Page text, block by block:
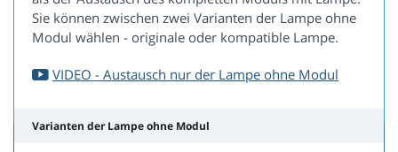
Sie können zwischen zwei Varianten der Lampe ohne
Modul wählen - originale oder kompatible Lampe.
VIDEO - Austausch nur der Lampe ohne Modul
Varianten der Lampe ohne Modul